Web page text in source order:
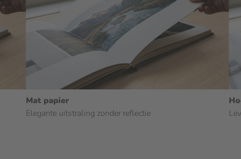
Mat papier
Elegante uitstraling zonder reflectie